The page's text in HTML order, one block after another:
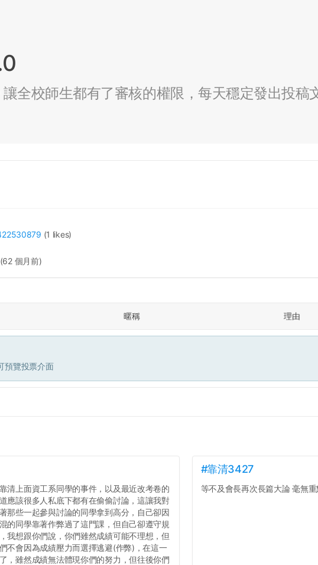
全校師生都有了審核的權限，每天穩定發出投稿
(1 likes)
個月前)
暱稱 理由
預覽投票介面
清上面資工系同學的事件，以及最近改考卷的
應該很多人私底下都有在偷偷討論，這讓我對
那些一起參與討論的同學拿到高分，自己卻因
的同學靠著作弊過了這門課，但自己卻遵守規
我想跟你們說，你們雖然成績可能不理想，但
不會因為成績壓力而選擇逃避(作弊)，在這一
，雖然成績無法體現你們的努力，但往後你們
#靠清3427
等不及會長再次長篇大論 毫無